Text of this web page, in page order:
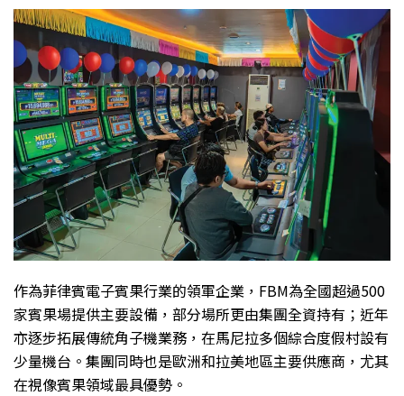
作為菲律賓電子賓果行業的領軍企業，FBM為全國超過500
家賓果場提供主要設備，部分場所更由集團全資持有；近年
亦逐步拓展傳統角子機業務，在馬尼拉多個綜合度假村設有
少量機台。集團同時也是歐洲和拉美地區主要供應商，尤其
在視像賓果領域最具優勢。